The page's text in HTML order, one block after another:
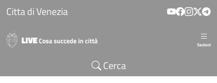
Salta al contenuto principale
Citta di Venezia
Sezioni
Cerca